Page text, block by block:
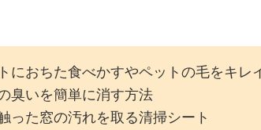
におちた食べかすやペットの毛をキレ
臭いを簡単に消す方法
った窓の汚れを取る清掃シート